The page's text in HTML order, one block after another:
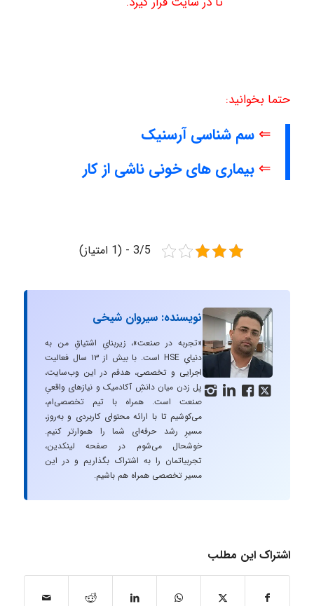
حتما بخوانید:
⇐ سم شناسی آرسنیک
⇐ بیماری های خونی ناشی از کار
3/5 - (1 امتیاز)
   
نویسنده: سیروان شیخی
«تجربه در صنعت»، زیربنایِ اشتیاقِ من به
دنیایِ HSE است. با بیش از ۱۳ سال فعالیت
اجرایی و تخصصی، هدفم در این وب‌سایت،
پل زدن میان دانشِ آکادمیک و نیازهای واقعیِ
صنعت است. همراه با تیم تخصصی‌ام،
می‌کوشیم تا با ارائه محتوای کاربردی و به‌روز،
مسیرِ رشد حرفه‌ای شما را هموارتر کنیم.
خوشحال می‌شوم در صفحه لینکدین،
تجربیاتمان را به اشتراک بگذاریم و در این
مسیر تخصصی همراه هم باشیم.
اشتراک این مطلب